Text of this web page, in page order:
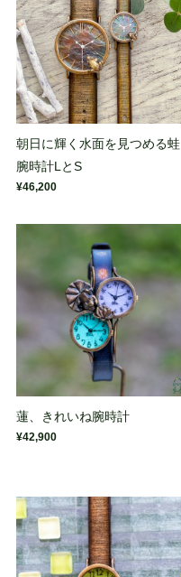
朝日に輝く水面を見つめる蛙
腕時計LとS
¥46,200
蓮、きれいね腕時計
¥42,900